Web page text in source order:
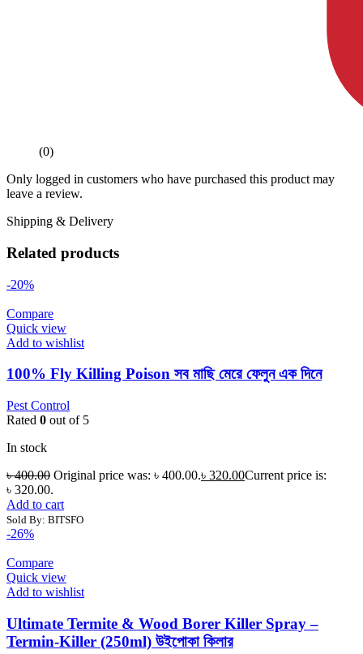
(0)
Only logged in customers who have purchased this product may
leave a review.
Shipping & Delivery
Related products
-20%
Compare
Quick view
Add to wishlist
100% Fly Killing Poison সব মাছি মেরে ফেলুন এক দিনে
Pest Control
Rated 0 out of 5
In stock
৳400.00 Original price was: ৳ 400.00.৳ 320.00Current price is:
৳ 320.00.
Add to cart
Sold By: BITSFO
-26%
Compare
Quick view
Add to wishlist
Ultimate Termite & Wood Borer Killer Spray –
Termin-Killer (250ml) উইপোকা কিলার